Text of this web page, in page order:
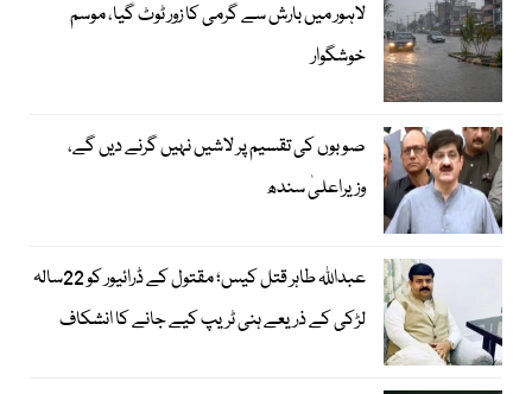
لاہور میں بارش سے گرمی کا زور ٹوٹ گیا، موسم
خوشگوار
صوبوں کی تقسیم پر لاشیں نہیں گرنے دیں گے،
وزیراعلیٰ سندھ
عبداللہ طاہر قتل کیس؛ مقتول کے ڈرائیور کو 22سالہ
لڑکی کے ذریعے ہنی ٹریپ کیے جانے کا انشکاف